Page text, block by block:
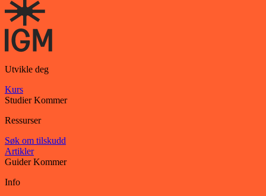
Utvikle deg
Kurs
StudierKommer
Ressurser
Søk om tilskudd
Artikler
GuiderKommer
Info